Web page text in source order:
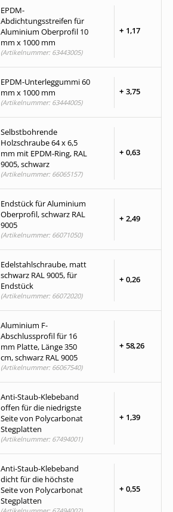
EPDM-
Abdichtungsstreifen für
Aluminium Oberprofil 10
mm x 1000 mm
+ 1,17
(Artikelnummer: 63443005)
EPDM-Unterleggummi 60
mm x 1000 mm
+ 3,75
(Artikelnummer: 63444005)
Selbstbohrende
Holzschraube 64 x 6,5
mm mit EPDM-Ring, RAL
9005, schwarz
+ 0,63
(Artikelnummer: 66065157)
Endstück für Aluminium
Oberprofil, schwarz RAL
9005
+ 2,49
(Artikelnummer: 66071050)
Edelstahlschraube, matt
schwarz RAL 9005, für
Endstück
+ 0,26
(Artikelnummer: 66072020)
Aluminium F-
Abschlussprofil für 16
mm Platte, Länge 350
cm, schwarz RAL 9005
+ 58,26
(Artikelnummer: 66067540)
Anti-Staub-Klebeband
offen für die niedrigste
Seite von Polycarbonat
Stegplatten
+ 1,39
(Artikelnummer: 67494001)
Anti-Staub-Klebeband
dicht für die höchste
Seite von Polycarbonat
Stegplatten
+ 0,55